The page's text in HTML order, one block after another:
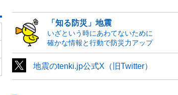
「知る防災」地震
いざという時にあわてないために
確かな情報と行動で防災力アップ
地震のtenki.jp公式X（旧Twitter）